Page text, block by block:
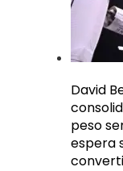
David
peso
espera